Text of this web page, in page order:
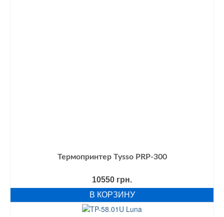
Термопринтер Tysso PRP-300
10550 грн.
В КОРЗИНУ